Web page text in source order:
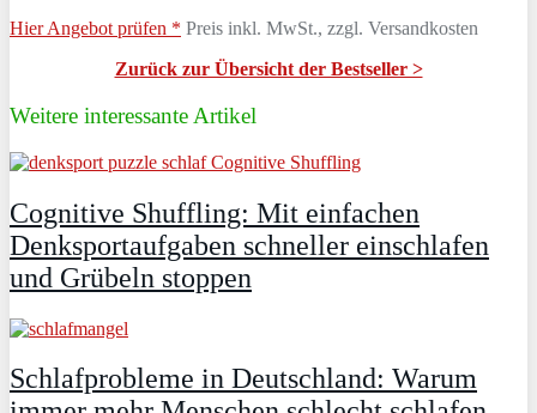
Hier Angebot prüfen * Preis inkl. MwSt., zzgl. Versandkosten
Zurück zur Übersicht der Bestseller >
Weitere interessante Artikel
Cognitive Shuffling: Mit einfachen
Denksportaufgaben schneller einschlafen
und Grübeln stoppen
Schlafprobleme in Deutschland: Warum